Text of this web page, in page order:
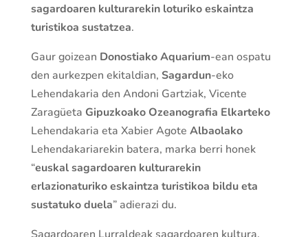
sagardoaren kulturarekin loturiko eskaintza
turistikoa sustatzea.
Gaur goizean Donostiako Aquarium-ean ospatu
den aurkezpen ekitaldian, Sagardun-eko
Lehendakaria den Andoni Gartziak, Vicente
Zaragüeta Gipuzkoako Ozeanografia Elkarteko
Lehendakaria eta Xabier Agote Albaolako
Lehendakariarekin batera, marka berri honek
“euskal sagardoaren kulturarekin
erlazionaturiko eskaintza turistikoa bildu eta
sustatuko duela” adierazi du.